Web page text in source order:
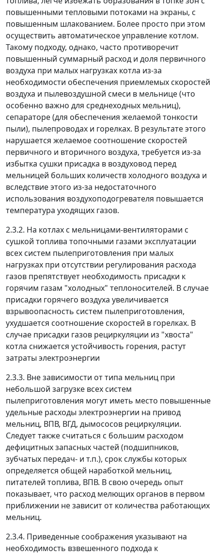
повышенными тепловыми потоками на экраны, с
повышенным шлакованием. Более просто при этом
осуществить автоматическое управление котлом.
Такому подходу, однако, часто противоречит
повышенный суммарный расход и доля первичного
воздуха при малых нагрузках котла из-за
необходимости обеспечения приемлемых скоростей
воздуха и пылевоздушной смеси в мельнице (что
особенно важно для среднеходных мельниц),
сепараторе (для обеспечения желаемой тонкости
пыли), пылепроводах и горелках. В результате этого
нарушается желаемое соотношение скоростей
первичного и вторичного воздуха, требуется из-за
избытка сушки присадка в воздуховод перед
мельницей больших количеств холодного воздуха и
вследствие этого из-за недостаточного
использования воздухоподогревателя повышается
температура уходящих газов.
2.3.2. На котлах с мельницами-вентиляторами с
сушкой топлива топочными газами эксплуатации
всех систем пылеприготовления при малых
нагрузках при отсутствии регулирования расхода
газов препятствует необходимость присадки к
горячим газам "холодных" теплоносителей. В случае
присадки горячего воздуха увеличивается
взрывоопасность систем пылеприготовления,
ухудшается соотношение скоростей в горелках. В
случае присадки газов рециркуляции из "хвоста"
котла снижается устойчивость горения, растут
затраты электроэнергии
2.3.3. Вне зависимости от типа мельниц при
небольшой загрузке всех систем
пылеприготовления могут иметь место повышенные
удельные расходы электроэнергии на привод
мельниц, ВПВ, ВГД, дымососов рециркуляции.
Следует также считаться с большим расходом
дефицитных запасных частей (подшипников,
зубчатых передач- и т.п.), срок службы которых
определяется общей наработкой мельниц,
питателей топлива, ВПВ. В свою очередь опыт
показывает, что расход мелющих органов в первом
приближении не зависит от количества работающих
мельниц.
2.3.4. Приведенные соображения указывают на
необходимость взвешенного подхода к